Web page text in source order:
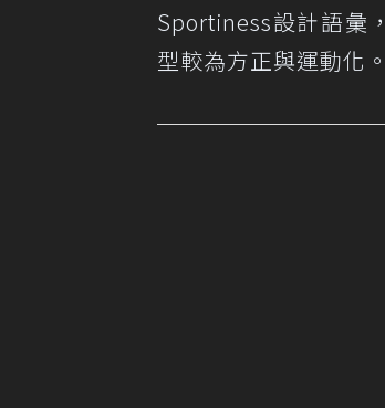
Sportiness設計語彙
型較為方正與運動化。